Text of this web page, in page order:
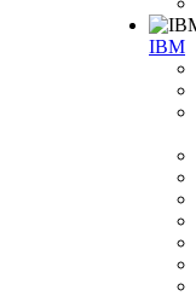
IBM